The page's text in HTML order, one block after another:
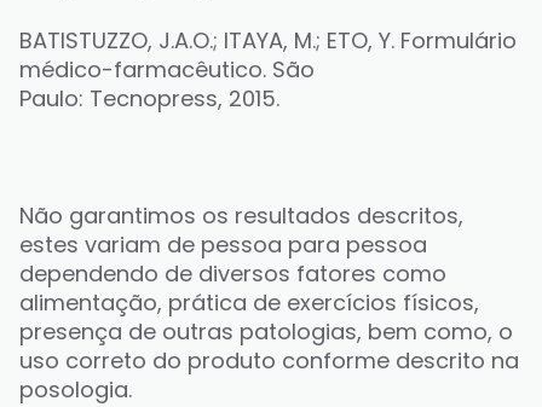
BATISTUZZO, J.A.O.; ITAYA, M.; ETO, Y. Formulário
médico-farmacêutico. São
Paulo: Tecnopress, 2015.
Não garantimos os resultados descritos,
estes variam de pessoa para pessoa
dependendo de diversos fatores como
alimentação, prática de exercícios físicos,
presença de outras patologias, bem como, o
uso correto do produto conforme descrito na
posologia.